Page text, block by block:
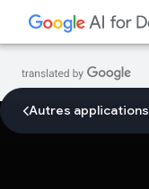
Autres applications